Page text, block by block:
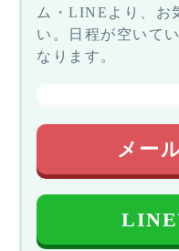
ム・LINEより、お
い。日程が空いて
なります。
メー
LINE